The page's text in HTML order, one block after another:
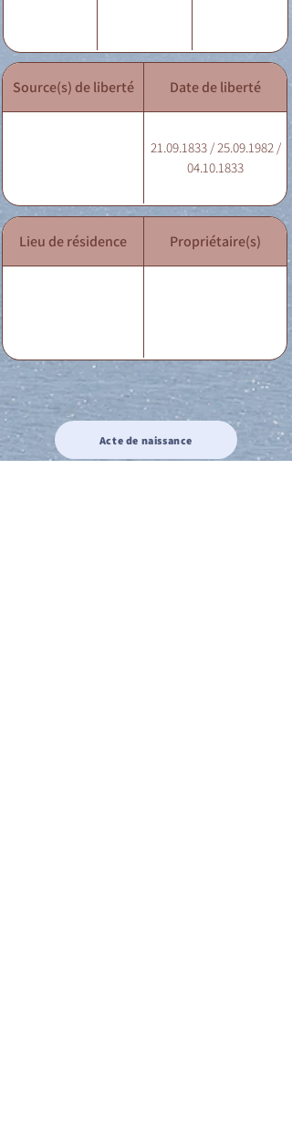
Source(s) de liberté Date de liberté
21.09.1833 / 25.09.1982 /
04.10.1833
Lieu de résidence Propriétaire(s)
Acte de naissance